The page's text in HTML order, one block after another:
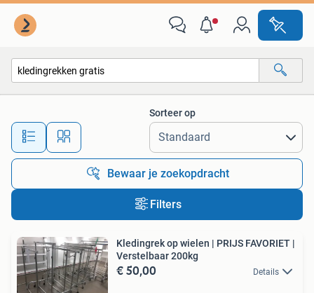
Alle afstanden…
Sorteer op
Bewaar je zoekopdracht
Filters
Kledingrek op wielen | PRIJS FAVORIET |
Verstelbaar 200kg
€ 50,00 Details